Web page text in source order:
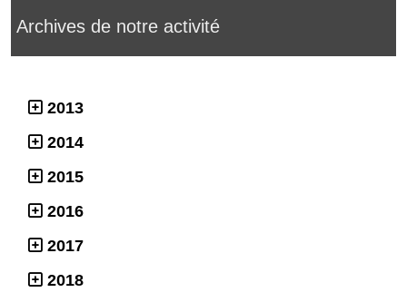
Archives de notre activité
2013
2014
2015
2016
2017
2018